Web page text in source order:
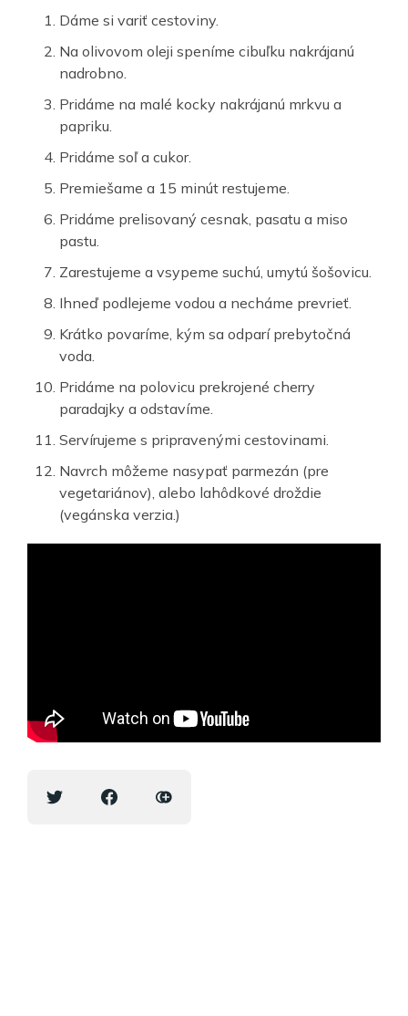
Dáme si variť cestoviny.
Na olivovom oleji speníme cibuľku nakrájanú
nadrobno.
Pridáme na malé kocky nakrájanú mrkvu a
papriku.
Pridáme soľ a cukor.
Premiešame a 15 minút restujeme.
Pridáme prelisovaný cesnak, pasatu a miso
pastu.
Zarestujeme a vsypeme suchú, umytú šošovicu.
Ihneď podlejeme vodou a necháme prevrieť.
Krátko povaríme, kým sa odparí prebytočná
voda.
Pridáme na polovicu prekrojené cherry
paradajky a odstavíme.
Servírujeme s pripravenými cestovinami.
Navrch môžeme nasypať parmezán (pre
vegetariánov), alebo lahôdkové droždie
(vegánska verzia.)